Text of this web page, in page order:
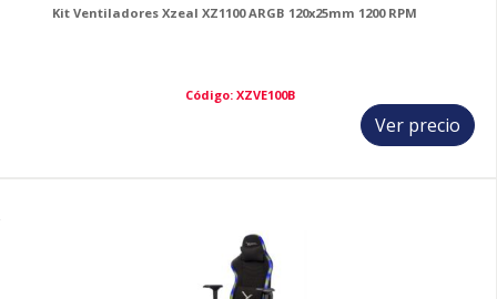
Kit Ventiladores Xzeal XZ1100 ARGB 120x25mm 1200 RPM
Código: XZVE100B
Ver precio